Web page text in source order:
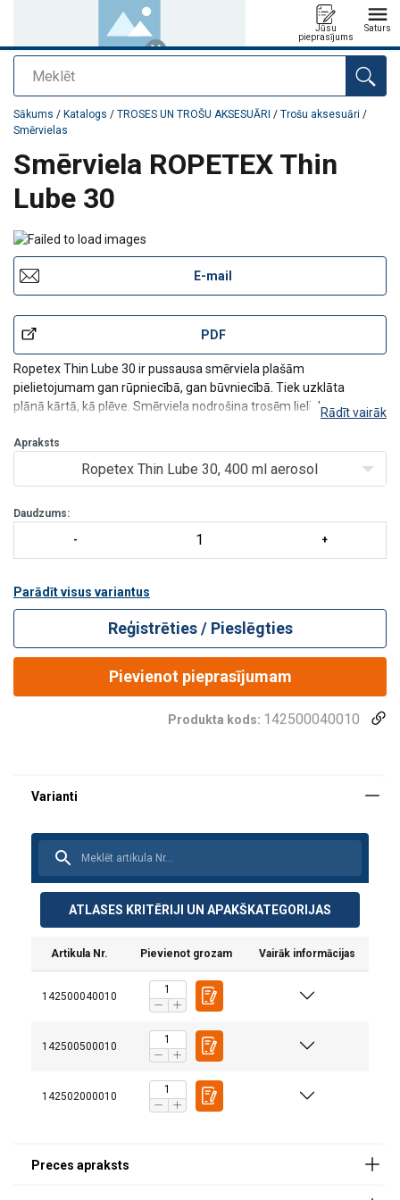
Meklēt
Jūsu
pieprasījums
Saturs
Pievienots jūsu pasūtījumam
Sākums / Katalogs / TROSES UN TROŠU AKSESUĀRI / Trošu aksesuāri /
Smērvielas
Smērviela ROPETEX Thin
Lube 30
E-mail
PDF
Ropetex Thin Lube 30 ir pussausa smērviela plašām
pielietojumam gan rūpniecībā, gan būvniecībā. Tiek uzklāta
plānā kārtā, kā plēve. Smērviela nodrošina trosēm lielisku
stiepļu un vijumu nodilumu, tāpēc ir lielis
Rādīt vairāk
Apraksts
Ropetex Thin Lube 30, 400 ml aerosol
Daudzums:
Parādīt visus variantus
Reģistrēties / Pieslēgties
Pievienot pieprasījumam
Produkta kods: 142500040010
ATLASES KRITĒRIJI UN APAKŠKATEGORIJAS
Artikula Nr. Pievienot grozam Vairāk informācijas
142500040010
142500500010
142502000010